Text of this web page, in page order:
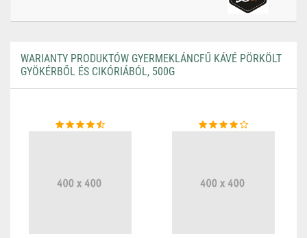
WARIANTY PRODUKTÓW GYERMEKLÁNCFŰ KÁVÉ PÖRKÖLT
GYÖKÉRBŐL ÉS CIKÓRIÁBÓL, 500G